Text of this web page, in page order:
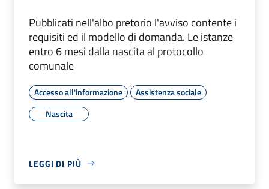
Pubblicati nell'albo pretorio l'avviso contente i
requisiti ed il modello di domanda. Le istanze
entro 6 mesi dalla nascita al protocollo
comunale
Accesso all'informazione
Assistenza sociale
Nascita
LEGGI DI PIÙ